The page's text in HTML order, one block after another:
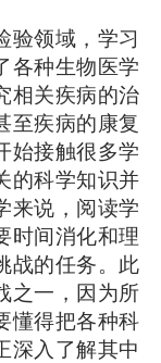
验领域，学习
各种生物医学
相关疾病的治
至疾病的康复
始接触很多学
的科学知识并
来说，阅读学
时间消化和理
战的任务。此
之一，因为所
懂得把各种科
深入了解其中